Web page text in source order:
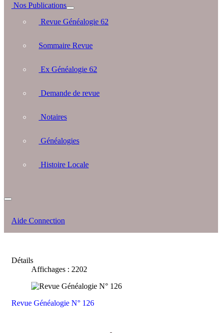
Nos Publications
Revue Généalogie 62
Sommaire Revue
Ex Généalogie 62
Demande de revue
Notaires
Généalogies
Histoire Locale
Aide Connection
Détails
Affichages : 2202
Revue Généalogie N° 126